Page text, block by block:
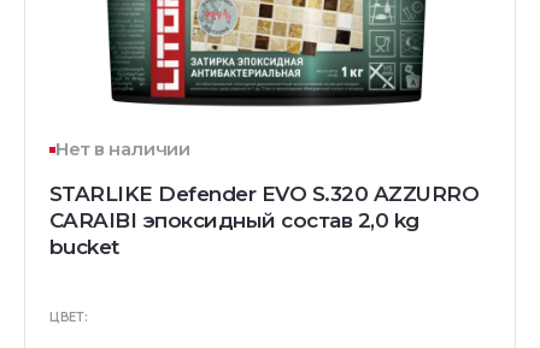
Нет в наличии
STARLIKE Defender EVO S.320 AZZURRO
CARAIBI эпоксидный состав 2,0 kg
bucket
ЦВЕТ: